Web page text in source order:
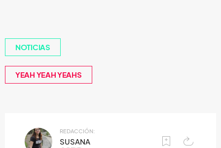
NOTICIAS
YEAH YEAH YEAHS
REDACCIÓN:
SUSANA